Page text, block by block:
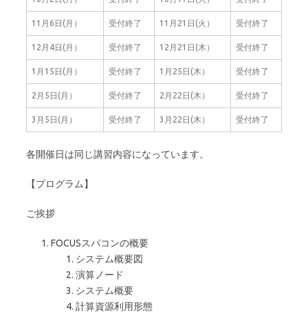
11月6日(月） 受付終了 11月21日(火） 受付終了
12月4日(月） 受付終了 12月21日(木） 受付終了
1月15日(月） 受付終了 1月25日(木） 受付終了
2月5日(月） 受付終了 2月22日(木） 受付終了
3月5日(月） 受付終了 3月22日(木） 受付終了
各開催日は同じ講習内容になっています。
【プログラム】
ご挨拶
FOCUSスパコンの概要
システム概要図
演算ノード
システム概要
計算資源利用形態